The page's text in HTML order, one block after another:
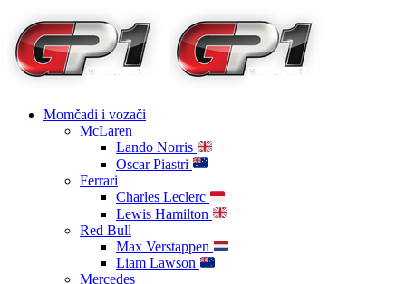
Momčadi i vozači
McLaren
Lando Norris
Oscar Piastri
Ferrari
Charles Leclerc
Lewis Hamilton
Red Bull
Max Verstappen
Liam Lawson
Mercedes